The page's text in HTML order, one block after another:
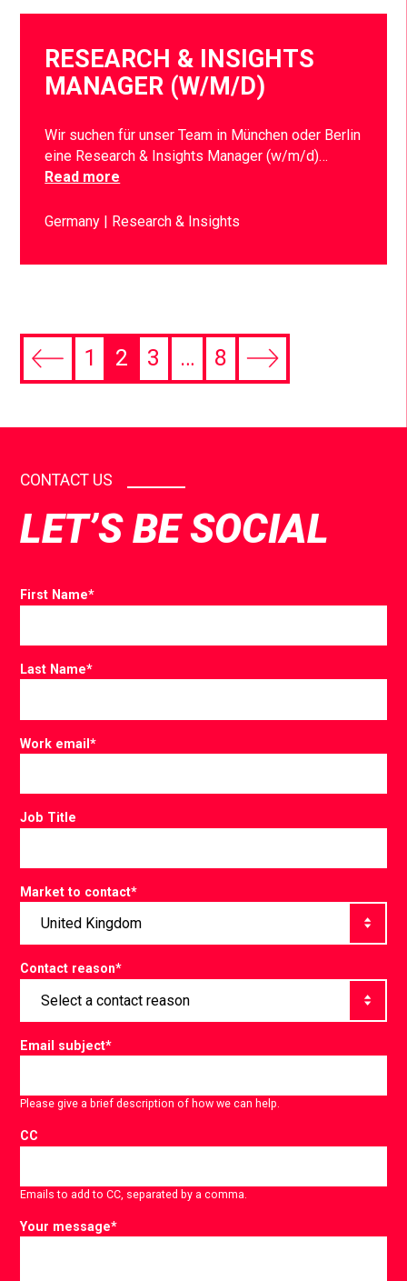
RESEARCH & INSIGHTS
MANAGER (W/M/D)
Wir suchen für unser Team in München oder Berlin
eine Research & Insights Manager (w/m/d)…
Read more
Germany Research & Insights
1 2 3 … 8
CONTACT US
LET’S BE SOCIAL
First Name*
Last Name*
Work email*
Job Title
Market to contact*
Contact reason*
Email subject*
Please give a brief description of how we can help.
CC
Emails to add to CC, separated by a comma.
Your message*